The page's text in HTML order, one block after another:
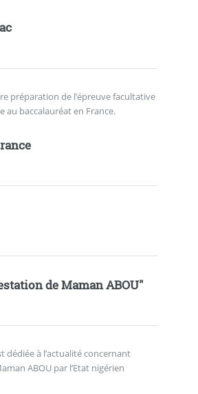
préparation de l’épreuve facultative
au baccalauréat en France.
de Maman ABOU"
dédiée à l’actualité concernant
ABOU par l’Etat nigérien